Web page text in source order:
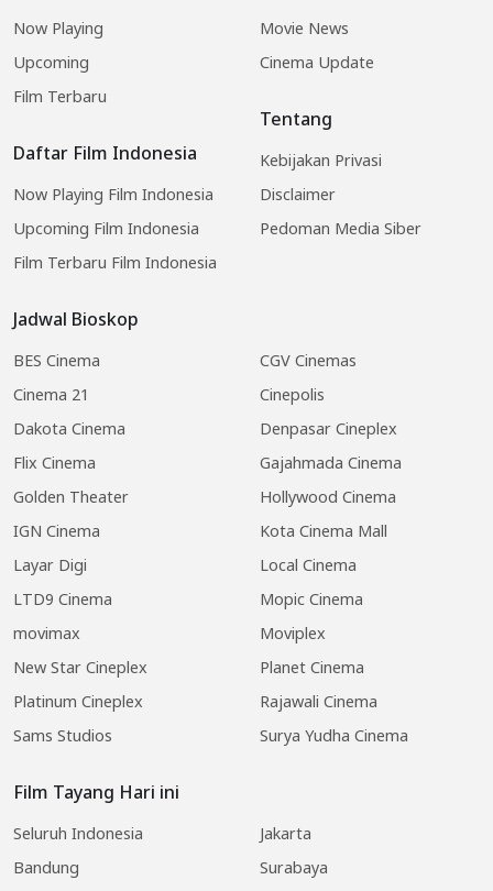
Now Playing
Upcoming
Film Terbaru
Daftar Film Indonesia
Now Playing Film Indonesia
Upcoming Film Indonesia
Film Terbaru Film Indonesia
Jadwal Bioskop
BES Cinema
CGV Cinemas
Cinema 21
Cinepolis
Dakota Cinema
Denpasar Cineplex
Flix Cinema
Gajahmada Cinema
Golden Theater
Hollywood Cinema
IGN Cinema
Kota Cinema Mall
Layar Digi
Local Cinema
LTD9 Cinema
Mopic Cinema
movimax
Moviplex
New Star Cineplex
Planet Cinema
Platinum Cineplex
Rajawali Cinema
Sams Studios
Surya Yudha Cinema
Film Tayang Hari ini
Seluruh Indonesia
Jakarta
Bandung
Surabaya
Movie News
Cinema Update
Tentang
Kebijakan Privasi
Disclaimer
Pedoman Media Siber